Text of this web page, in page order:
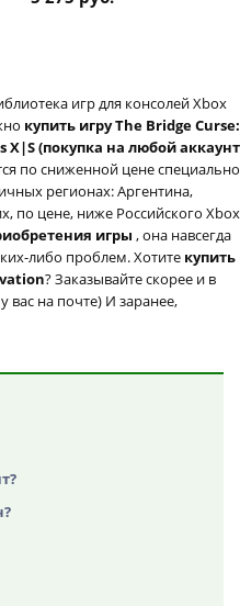
игр для консолей Xbox
купить игру The Bridge Curse:
X|S (покупка на любой аккаунт
по сниженной цене специально
регионах: Аргентина,
по цене, ниже Российского Xbox
игры , она навсегда
либо проблем. Хотите купить
? Заказывайте скорее и в
вас на почте) И заранее,